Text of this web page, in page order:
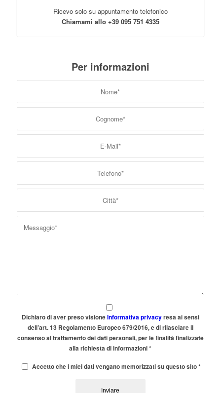
Ricevo solo su appuntamento telefonico
Chiamami allo +39 095 751 4335
Per informazioni
Dichiaro di aver preso visioneInformativa privacyresa ai sensi
dell’art. 13 Regolamento Europeo 679/2016, e di rilasciare il
consenso al trattamento dei dati personali, per le finalità finalizzate
alla richiesta di informazioni*
Accetto che i miei dati vengano memorizzati su questo sito*